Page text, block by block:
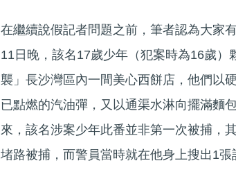
在繼續說假記者問題之前，筆者認為大家
11日晚，該名17歲少年（犯案時為16歲
襲」長沙灣區內一間美心西餅店，他們以
已點燃的汽油彈，又以通渠水淋向擺滿麵
來，該名涉案少年此番並非第一次被捕，
堵路被捕，而警員當時就在他身上搜出1張